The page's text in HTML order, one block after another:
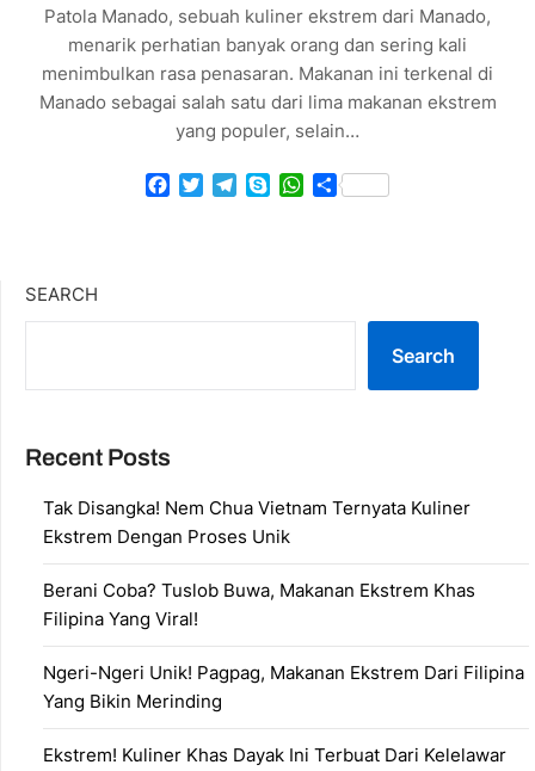
​​Patola Manado, sebuah kuliner ekstrem dari Manado,
menarik perhatian banyak orang dan sering kali
menimbulkan rasa penasaran​. Makanan ini terkenal di
Manado sebagai salah satu dari lima makanan ekstrem
yang populer, selain…
Facebook
TwitterTelegram
SkypeWhatsApp
Share
SEARCH
Search
Recent Posts
Tak Disangka! Nem Chua Vietnam Ternyata Kuliner
Ekstrem Dengan Proses Unik
Berani Coba? Tuslob Buwa, Makanan Ekstrem Khas
Filipina Yang Viral!
Ngeri-Ngeri Unik! Pagpag, Makanan Ekstrem Dari Filipina
Yang Bikin Merinding
Ekstrem! Kuliner Khas Dayak Ini Terbuat Dari Kelelawar